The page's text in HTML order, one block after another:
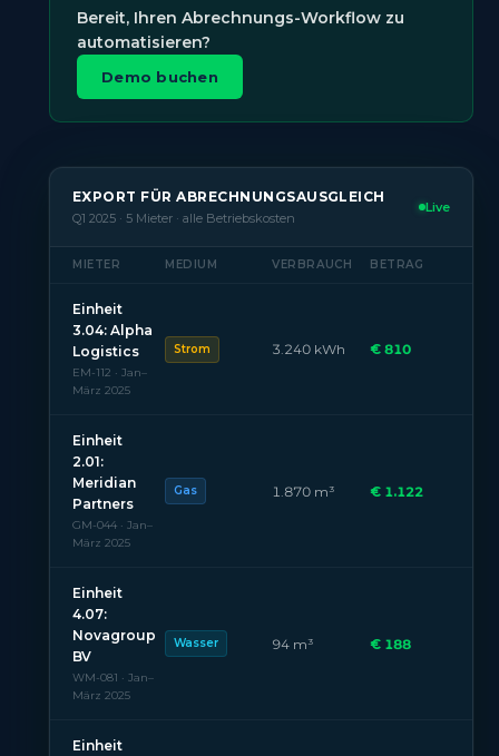
Bereit, Ihren Abrechnungs-Workflow zu
automatisieren?
Demo buchen
EXPORT FÜR ABRECHNUNGSAUSGLEICH
Q1 2025 · 5 Mieter · alle Betriebskosten
Live
MIETER MEDIUM VERBRAUCH BETRAG
Einheit
3.04: Alpha
Logistics
EM-112 · Jan–
März 2025
Strom 3.240 kWh € 810
Einheit
2.01:
Meridian
Partners
GM-044 · Jan–
März 2025
Gas 1.870 m³ € 1.122
Einheit
4.07:
Novagroup
BV
WM-081 · Jan–
März 2025
Wasser 94 m³ € 188
Einheit